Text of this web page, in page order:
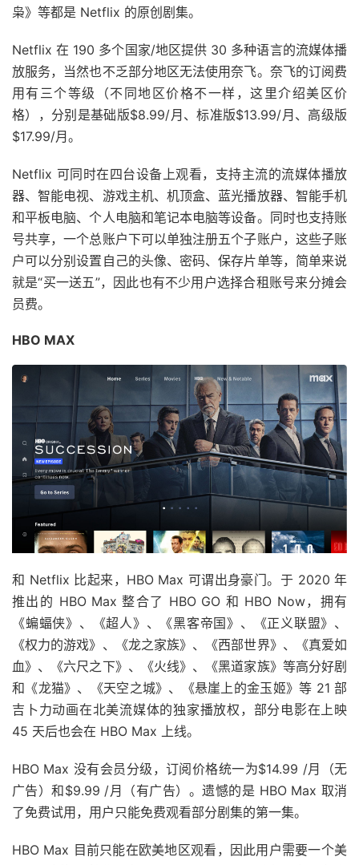
枭》等都是 Netflix 的原创剧集。
Netflix 在 190 多个国家/地区提供 30 多种语言的流媒体播
放服务，当然也不乏部分地区无法使用奈飞。奈飞的订阅费
用有三个等级（不同地区价格不一样，这里介绍美区价
格），分别是基础版$8.99/月、标准版$13.99/月、高级版
$17.99/月。
Netflix 可同时在四台设备上观看，支持主流的流媒体播放
器、智能电视、游戏主机、机顶盒、蓝光播放器、智能手机
和平板电脑、个人电脑和笔记本电脑等设备。同时也支持账
号共享，一个总账户下可以单独注册五个子账户，这些子账
户可以分别设置自己的头像、密码、保存片单等，简单来说
就是“买一送五”，因此也有不少用户选择合租账号来分摊会
员费。
HBO MAX
和 Netflix 比起来，HBO Max 可谓出身豪门。于 2020 年
推出的 HBO Max 整合了 HBO GO 和 HBO Now，拥有
《蝙蝠侠》、《超人》、《黑客帝国》、《正义联盟》、
《权力的游戏》、《龙之家族》、《西部世界》、《真爱如
血》、《六尺之下》、《火线》、《黑道家族》等高分好剧
和《龙猫》、《天空之城》、《悬崖上的金玉姬》等 21 部
吉卜力动画在北美流媒体的独家播放权，部分电影在上映
45 天后也会在 HBO Max 上线。
HBO Max 没有会员分级，订阅价格统一为$14.99 /月（无
广告）和$9.99 /月（有广告）。遗憾的是 HBO Max 取消
了免费试用，用户只能免费观看部分剧集的第一集。
HBO Max 目前只能在欧美地区观看，因此用户需要一个美